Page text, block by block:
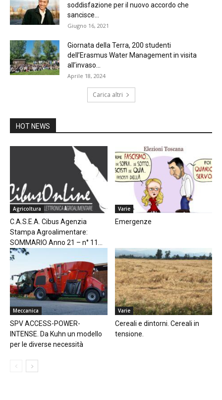
soddisfazione per il nuovo accordo che
sancisce...
Giugno 16, 2021
Giornata della Terra, 200 studenti
dell’Erasmus Water Management in visita
all’invaso...
Aprile 18, 2024
Carica altri
HOT NEWS
Agricoltura
C.A.S.E.A. Cibus Agenzia
Stampa Agroalimentare:
SOMMARIO Anno 21 – n° 11...
Varie
Emergenze
Meccanica
SPV ACCESS-POWER-
INTENSE. Da Kuhn un modello
per le diverse necessità
Varie
Cereali e dintorni. Cereali in
tensione.